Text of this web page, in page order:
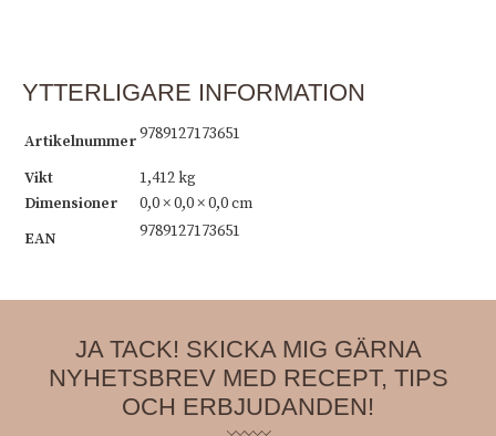
YTTERLIGARE INFORMATION
Artikelnummer9789127173651
Vikt
1,412 kg
Dimensioner
0,0 × 0,0 × 0,0 cm
EAN
9789127173651
JA TACK! SKICKA MIG GÄRNA
NYHETSBREV MED RECEPT, TIPS
OCH ERBJUDANDEN!